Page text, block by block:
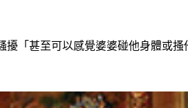
「甚至可以感覺婆婆碰他身體或